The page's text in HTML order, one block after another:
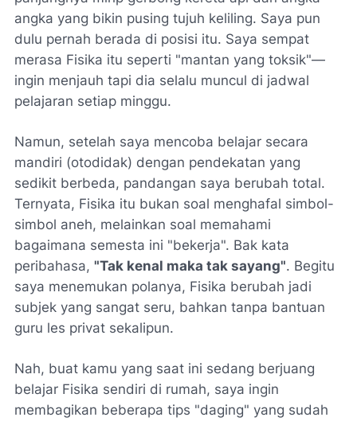
angka yang bikin pusing tujuh keliling. Saya pun
dulu pernah berada di posisi itu. Saya sempat
merasa Fisika itu seperti "mantan yang toksik"—
ingin menjauh tapi dia selalu muncul di jadwal
pelajaran setiap minggu.
Namun, setelah saya mencoba belajar secara
mandiri (otodidak) dengan pendekatan yang
sedikit berbeda, pandangan saya berubah total.
Ternyata, Fisika itu bukan soal menghafal simbol-
simbol aneh, melainkan soal memahami
bagaimana semesta ini "bekerja". Bak kata
peribahasa, "Tak kenal maka tak sayang". Begitu
saya menemukan polanya, Fisika berubah jadi
subjek yang sangat seru, bahkan tanpa bantuan
guru les privat sekalipun.
Nah, buat kamu yang saat ini sedang berjuang
belajar Fisika sendiri di rumah, saya ingin
membagikan beberapa tips "daging" yang sudah